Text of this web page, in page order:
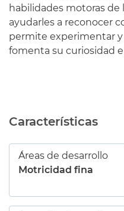
habilidades motoras de
ayudarles a reconocer
permite experimentar
fomenta su curiosidad
Características
Áreas de desarrollo
Motricidad fina